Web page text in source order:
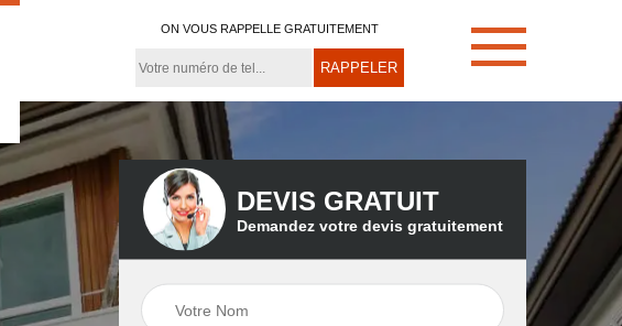
ON VOUS RAPPELLE GRATUITEMENT
DEVIS GRATUIT
Demandez votre devis gratuitement